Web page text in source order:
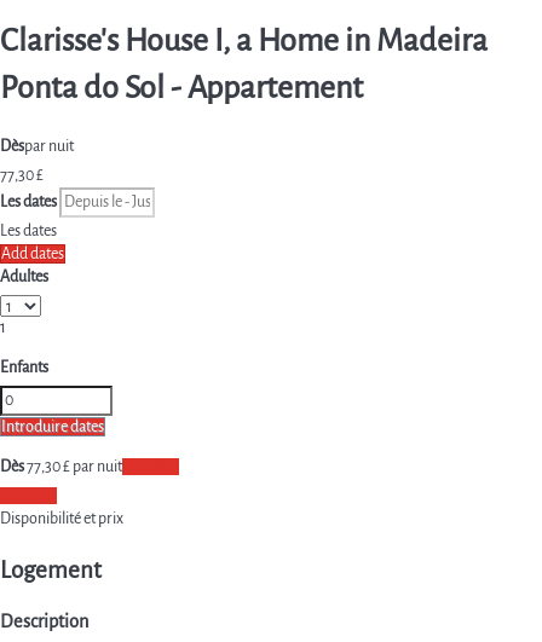
Clarisse's House I, a Home in Madeira
Ponta do Sol -Appartement
Dèspar nuit
77,30 £
Les dates
Les dates
Add dates
Adultes
1
Enfants
Introduire dates
Dès77,30 £ par nuit
Disponibilité et prix
Logement
Description